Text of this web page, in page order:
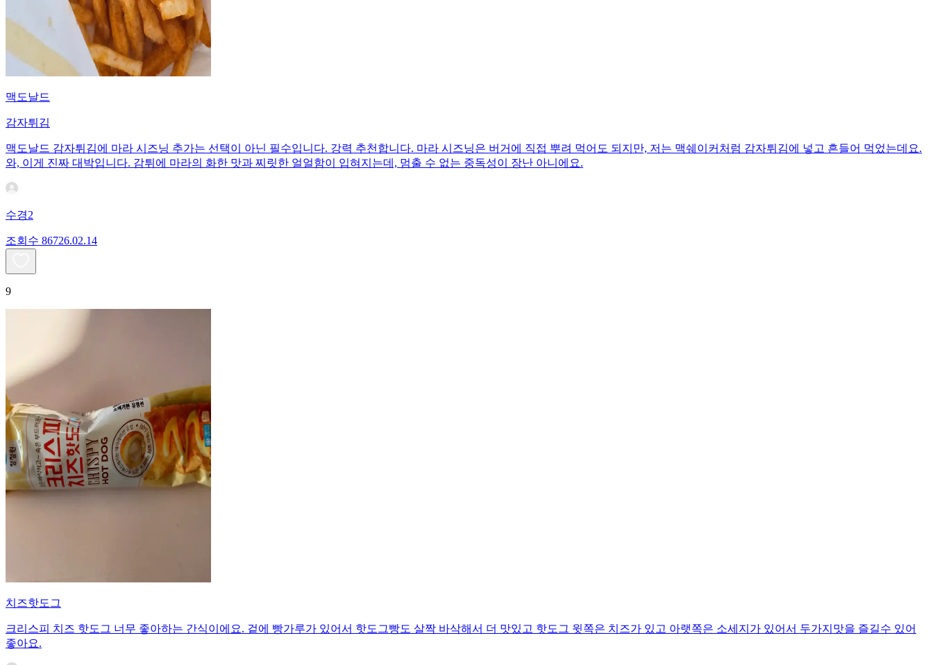
맥도날드
감자튀김
맥도날드 감자튀김에 마라 시즈닝 추가는 선택이 아닌 필수입니다. 강력 추천합니다. 마라 시즈닝은 버거에 직접 뿌려 먹어도 되지만, 저는 맥쉐이커처럼 감자튀김에 넣고 흔들어 먹었는데요. ​
와, 이게 진짜 대박입니다. 감튀에 마라의 화한 맛과 찌릿한 얼얼함이 입혀지는데, 멈출 수 없는 중독성이 장난 아니에요.
수경2
조회수 86726.02.14
9
치즈핫도그
크리스피 치즈 핫도그 너무 좋아하는 간식이에요. 겉에 빵가루가 있어서 핫도그빵도 살짝 바삭해서 더 맛있고 핫도그 윗쪽은 치즈가 있고 아랫쪽은 소세지가 있어서 두가지맛을 즐길수 있어
좋아요.